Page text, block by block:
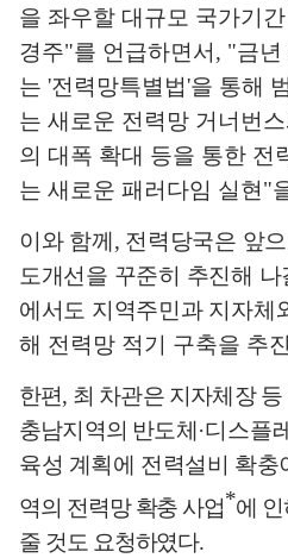
을 좌우할 대규모 국가기
경주"를 언급하면서 , "금년
는 '전력망특별법'을 통해
는 새로운 전력망 거너번
의 대폭 확대 등을 통한 전
는 새로운 패러다임 실현"
이와 함께 , 전력당국은 앞
도개선을 꾸준히 추진해 나
에서도 지역주민과 지자체
해 전력망 적기 구축을 추
한편, 최 차관은 지자체장
충남지역의 반도체 ·디스플
육성 계획에 전력설비 확충
역의 전력망 확충 사업*에
줄 것도 요청하였다.